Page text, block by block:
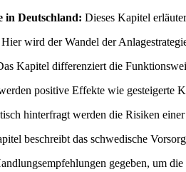
in Deutschland: Dieses Kapitel
Hier wird der Wandel der
Kapitel differenziert die
positive Effekte wie gesteigerte
hinterfragt werden die Risiken
beschreibt das schwedische
gegeben, um